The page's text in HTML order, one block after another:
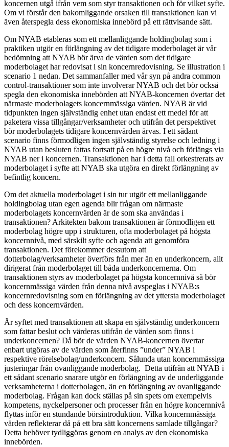
koncernen utgå ifrån vem som styr transaktionen och för vilket syfte.
Om vi förstår den bakomliggande orsaken till transaktionen kan vi
även återspegla dess ekonomiska innebörd på ett rättvisande sätt.
Om NYAB etableras som ett mellanliggande holdingbolag som i
praktiken utgör en förlängning av det tidigare moderbolaget är vår
bedömning att NYAB bör ärva de värden som det tidigare
moderbolaget har redovisat i sin koncernredovisning. Se illustration i
scenario 1 nedan. Det sammanfaller med vår syn på andra common
control-transaktioner som inte involverar NYAB och det bör också
spegla den ekonomiska innebörden att NYAB-koncernen övertar det
närmaste moderbolagets koncernmässiga värden. NYAB är vid
tidpunkten ingen självständig enhet utan endast ett medel för att
paketera vissa tillgångar/verksamheter och utifrån det perspektivet
bör moderbolagets tidigare koncernvärden ärvas. I ett sådant
scenario finns förmodligen ingen självständig styrelse och ledning i
NYAB utan besluten fattas fortsatt på en högre nivå och förlängs via
NYAB ner i koncernen. Transaktionen har i detta fall orkestrerats av
moderbolaget i syfte att NYAB ska utgöra en direkt förlängning av
befintlig koncern.
Om det aktuella moderbolaget i sin tur utgör ett mellanliggande
holdingbolag utan egen agenda blir frågan om närmaste
moderbolagets koncernvärden är de som ska användas i
transaktionen? Arkitekten bakom transaktionen är förmodligen ett
moderbolag högre upp i strukturen, ofta moderbolaget på högsta
koncernnivå, med särskilt syfte och agenda att genomföra
transaktionen. Det förekommer dessutom att
dotterbolag/verksamheter överförs från mer än en underkoncern, allt
dirigerat från moderbolaget till båda underkoncernerna. Om
transaktionen styrs av moderbolaget på högsta koncernnivå så bör
koncernmässiga värden från denna nivå avspeglas i NYAB:s
koncernredovisning som en förlängning av det yttersta moderbolaget
och dess koncernvärden.
Är syftet med transaktionen att skapa en självständig underkoncern
som fattar beslut och värderas utifrån de värden som finns i
underkoncernen? Då bör de värden NYAB-koncernen övertar
enbart utgöras av de värden som återfinns ”under” NYAB i
respektive rörelsebolag/underkoncern. Sålunda utan koncernmässiga
justeringar från ovanliggande moderbolag. Detta utifrån att NYAB i
ett sådant scenario snarare utgör en förlängning av de underliggande
verksamheterna i dotterbolagen, än en förlängning av ovanliggande
moderbolag. Frågan kan dock ställas på sin spets om exempelvis
kompetens, nyckelpersoner och processer från en högre koncernnivå
flyttas inför en stundande börsintroduktion. Vilka koncernmässiga
värden reflekterar då på ett bra sätt koncernens samlade tillgångar?
Detta behöver tydliggöras genom en analys av den ekonomiska
innebörden.